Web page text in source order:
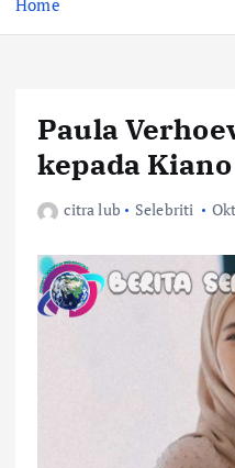
Home
Paula
kepada
citra lub Selebriti